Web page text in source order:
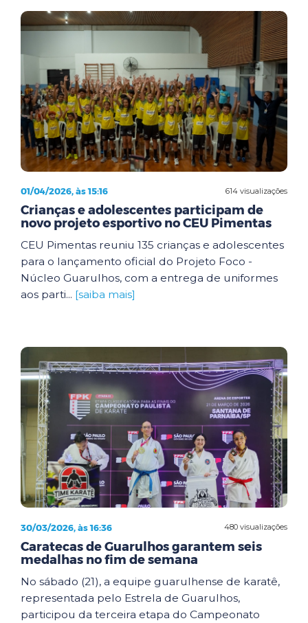
614 visualizações
01/04/2026, às 15:16
Crianças e adolescentes participam de
novo projeto esportivo no CEU Pimentas
CEU Pimentas reuniu 135 crianças e adolescentes
para o lançamento oficial do Projeto Foco -
Núcleo Guarulhos, com a entrega de uniformes
aos parti... [saiba mais]
480 visualizações
30/03/2026, às 16:36
Caratecas de Guarulhos garantem seis
medalhas no fim de semana
No sábado (21), a equipe guarulhense de karatê,
representada pelo Estrela de Guarulhos,
participou da terceira etapa do Campeonato